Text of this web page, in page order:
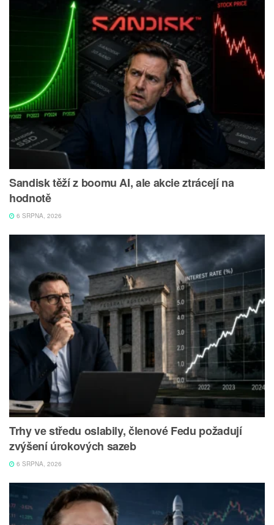
Sandisk těží z boomu AI, ale akcie ztrácejí na
hodnotě
6 SRPNA, 2026
Trhy ve středu oslabily, členové Fedu požadují
zvýšení úrokových sazeb
6 SRPNA, 2026